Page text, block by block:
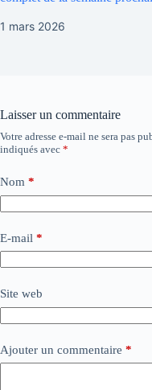
1 mars 2026
Laisser un commentaire
Votre adresse e-mail ne sera pas
indiqués avec *
Nom *
E-mail *
Site web
Ajouter un commentaire *